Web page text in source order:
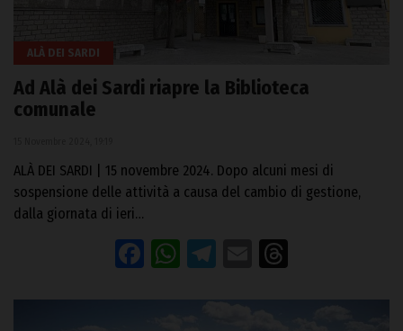
ALÀ DEI SARDI
Ad Alà dei Sardi riapre la Biblioteca
comunale
ALÀ DEI SARDI | 15 novembre 2024. Dopo alcuni mesi di
sospensione delle attività a causa del cambio di gestione,
dalla giornata di ieri…
Facebook
WhatsApp
Telegram
Email